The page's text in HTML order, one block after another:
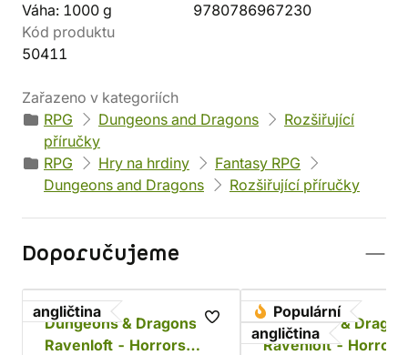
Váha: 1000 g
9780786967230
Kód produktu
50411
Zařazeno v kategoriích
RPG
Dungeons and Dragons
Rozšiřující
příručky
RPG
Hry na hrdiny
Fantasy RPG
Dungeons and Dragons
Rozšiřující příručky
Doporučujeme
angličtina
Dungeons & Dragons:
Ravenloft - Horrors
Populární
angličtina
Dungeons &
Ravenloft - Horrors